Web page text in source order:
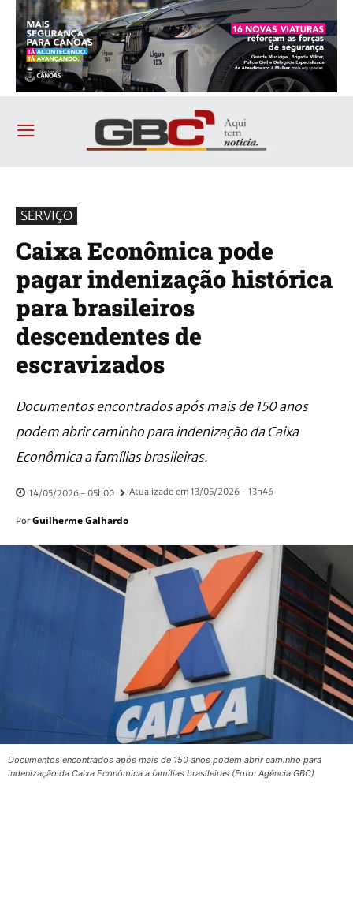
SERVIÇO
Caixa Econômica pode
pagar indenização histórica
para brasileiros
descendentes de
escravizados
Documentos encontrados após mais de 150 anos
podem abrir caminho para indenização da Caixa
Econômica a famílias brasileiras.
14/05/2026 - 05h00 Atualizado em 13/05/2026 - 13h46
Por Guilherme Galhardo
Documentos encontrados após mais de 150 anos podem abrir caminho para
indenização da Caixa Econômica a famílias brasileiras.(Foto: Agência GBC)